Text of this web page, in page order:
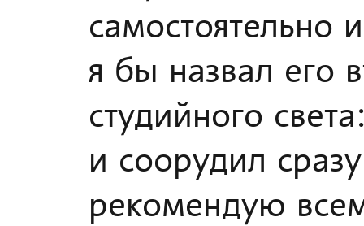
самостоятельно
я бы назвал его
студийного
и соорудил
рекомендую